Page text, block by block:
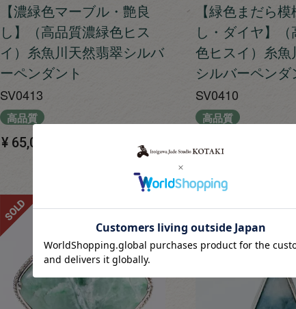
【濃緑色マーブル・艶良
し】（高品質濃緑色ヒス
イ）糸魚川天然翡翠シルバ
ーペンダント
SV0413
高品質
¥ 65,000
【緑色まだら
し・ダイヤ】
色ヒスイ）糸魚
シルバーペンダ
SV0410
高品質
SOLD SOLD